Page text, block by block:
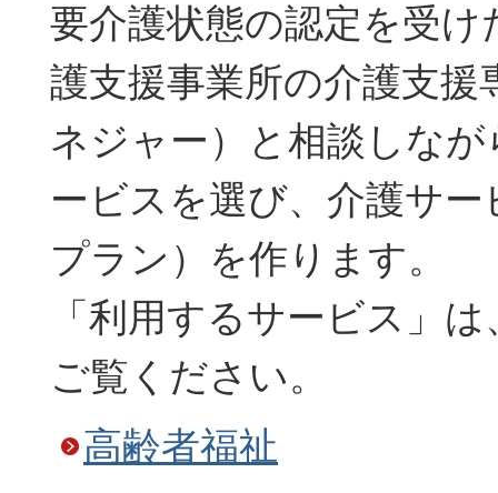
要介護状態の認定を受け
護支援事業所の介護支援
ネジャー）と相談しな
ービスを選び、介護サ
プラン）を作ります。
「利用するサービス」
ご覧ください。
高齢者福祉